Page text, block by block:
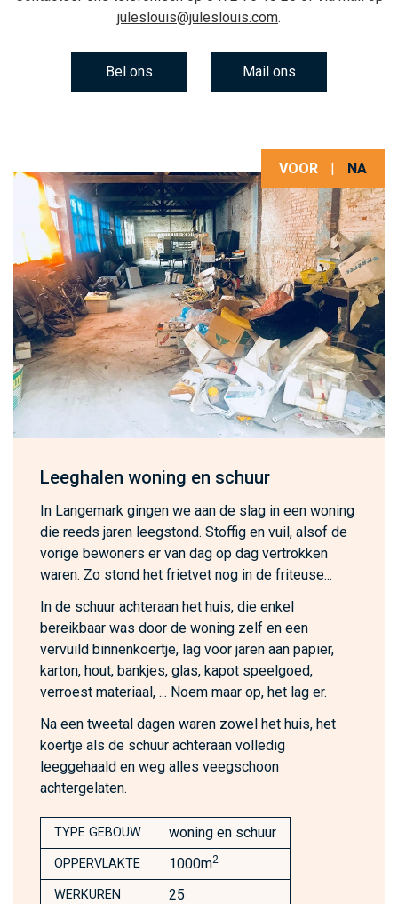
juleslouis@juleslouis.com.
Bel ons Mail ons
VOOR | NA
Leeghalen woning en schuur
In Langemark gingen we aan de slag in een woning
die reeds jaren leegstond. Stoffig en vuil, alsof de
vorige bewoners er van dag op dag vertrokken
waren. Zo stond het frietvet nog in de friteuse...
In de schuur achteraan het huis, die enkel
bereikbaar was door de woning zelf en een
vervuild binnenkoertje, lag voor jaren aan papier,
karton, hout, bankjes, glas, kapot speelgoed,
verroest materiaal, ... Noem maar op, het lag er.
Na een tweetal dagen waren zowel het huis, het
koertje als de schuur achteraan volledig
leeggehaald en weg alles veegschoon
achtergelaten.
TYPE GEBOUW woning en schuur
OPPERVLAKTE 1000m2
WERKUREN 25